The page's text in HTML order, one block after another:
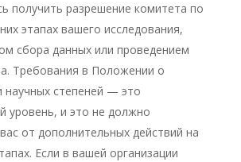
получить разрешение комитета по
этапах вашего исследования,
сбора данных или проведением
Требования в Положении о
научных степеней — это
уровень, и это не должно
от дополнительных действий на
Если в вашей организации